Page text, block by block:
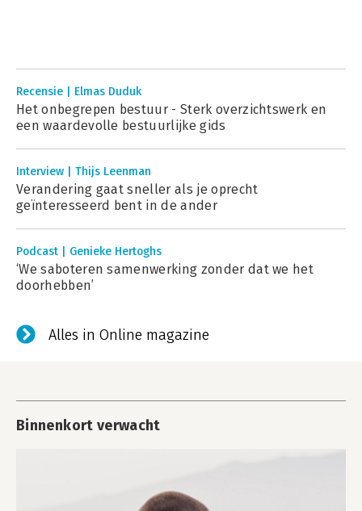
Recensie | Elmas Duduk
Het onbegrepen bestuur - Sterk overzichtswerk en
een waardevolle bestuurlijke gids
Interview | Thijs Leenman
Verandering gaat sneller als je oprecht
geïnteresseerd bent in de ander
Podcast | Genieke Hertoghs
‘We saboteren samenwerking zonder dat we het
doorhebben’
Alles in Online magazine
Binnenkort verwacht